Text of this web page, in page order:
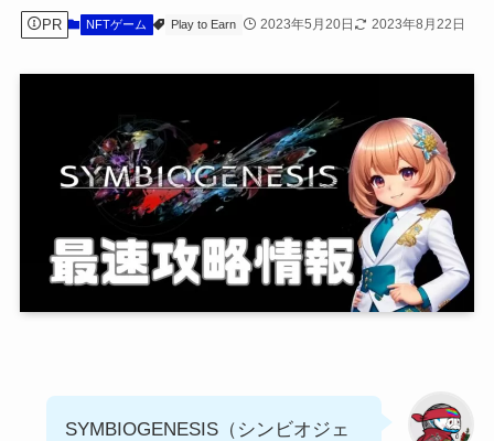
PR NFTゲーム Play to Earn 2023年5月20日 2023年8月22日
SYMBIOGENESIS（シンビオジェ